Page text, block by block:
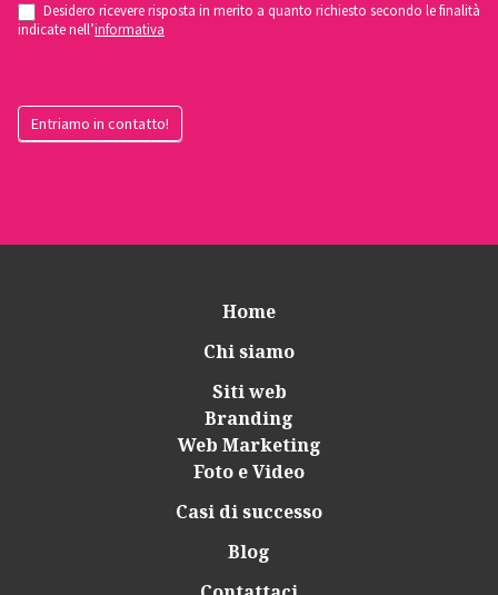
Desidero ricevere risposta in merito a quanto richiesto secondo le finalità
indicate nell’informativa
Entriamo in contatto!
Home
Chi siamo
Siti web
Branding
Web Marketing
Foto e Video
Casi di successo
Blog